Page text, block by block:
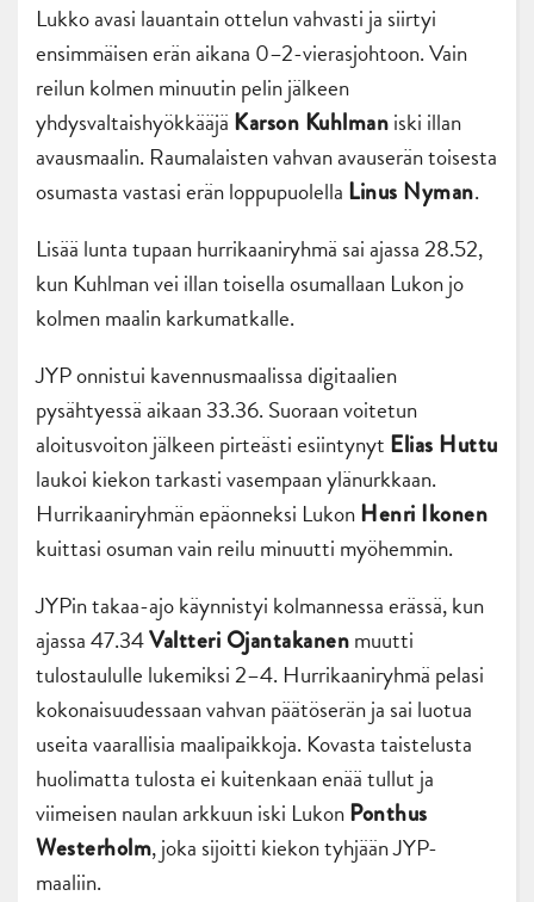
Lukko avasi lauantain ottelun vahvasti ja siirtyi
ensimmäisen erän aikana 0–2-vierasjohtoon. Vain
reilun kolmen minuutin pelin jälkeen
yhdysvaltaishyökkääjä Karson Kuhlmaniski illan
avausmaalin. Raumalaisten vahvan avauserän toisesta
osumasta vastasi erän loppupuolella Linus Nyman.
Lisää lunta tupaan hurrikaaniryhmä sai ajassa 28.52,
kun Kuhlman vei illan toisella osumallaan Lukon jo
kolmen maalin karkumatkalle.
JYP onnistui kavennusmaalissa digitaalien
pysähtyessä aikaan 33.36. Suoraan voitetun
aloitusvoiton jälkeen pirteästi esiintynyt Elias Huttu
laukoi kiekon tarkasti vasempaan ylänurkkaan.
Hurrikaaniryhmän epäonneksi LukonHenri Ikonen
kuittasi osuman vain reilu minuutti myöhemmin.
JYPin takaa-ajo käynnistyi kolmannessa erässä, kun
ajassa 47.34Valtteri Ojantakanenmuutti
tulostaululle lukemiksi 2–4. Hurrikaaniryhmä pelasi
kokonaisuudessaan vahvan päätöserän ja sai luotua
useita vaarallisia maalipaikkoja. Kovasta taistelusta
huolimatta tulosta ei kuitenkaan enää tullut ja
viimeisen naulan arkkuun iski LukonPonthus
Westerholm, joka sijoitti kiekon tyhjään JYP-
maaliin.